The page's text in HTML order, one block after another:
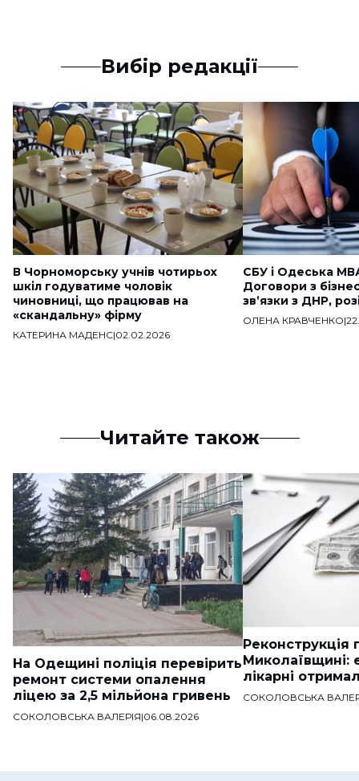
Вибір редакції
В Чорноморську учнів чотирьох
шкіл годуватиме чоловік
чиновниці, що працював на
«скандальну» фірму
КАТЕРИНА МАДЕНС|02.02.2026
СБУ і Одеська
Договори з
звʼязки з ДНР,
ОЛЕНА КРАВЧЕНКО|
Читайте також
На Одещині поліція перевірить
ремонт системи опалення
ліцею за 2,5 мільйона гривень
СОКОЛОВСЬКА ВАЛЕРІЯ|06.08.2026
Реконструкція
Миколаївщині:
лікарні
СОКОЛОВСЬКА